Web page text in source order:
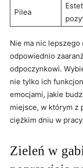
Pilea
Nie ma nic
odpowiednio
odpoczynkowi.
nie tylko ich
emocjami, jakie
miejsce, w którym z
ciężkim dniu w pracy.
Zieleń w